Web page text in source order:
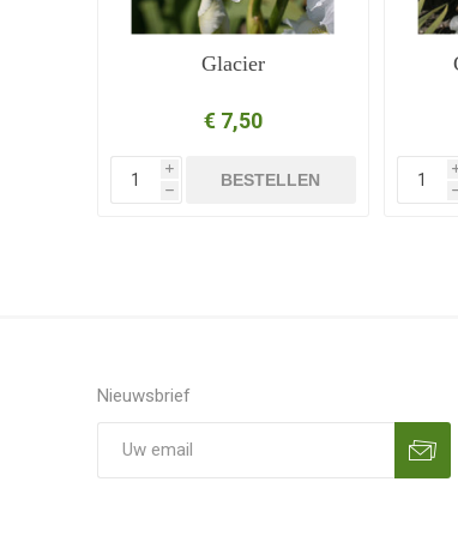
Glacier
€ 7,50
i
h
BESTELLEN
Nieuwsbrief